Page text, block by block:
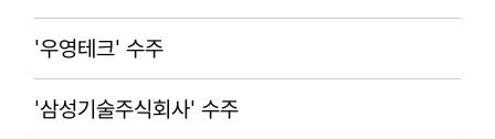
'우영테크' 수주
'삼성기술주식회사' 수주